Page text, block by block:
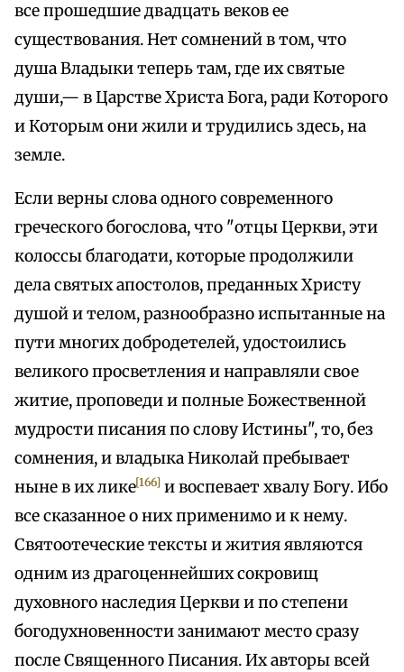
все прошедшие двадцать веков ее
существования. Нет сомнений в том, что
душа Владыки теперь там, где их святые
души,— в Царстве Христа Бога, ради Которого
и Которым они жили и трудились здесь, на
земле.
Если верны слова одного современного
греческого богослова, что "отцы Церкви, эти
колоссы благодати, которые продолжили
дела святых апостолов, преданных Христу
душой и телом, разнообразно испытанные на
пути многих добродетелей, удостоились
великого просветления и направляли свое
житие, проповеди и полные Божественной
мудрости писания по слову Истины", то, без
сомнения, и владыка Николай пребывает
ныне в их лике[166] и воспевает хвалу Богу. Ибо
все сказанное о них применимо и к нему.
Святоотеческие тексты и жития являются
одним из драгоценнейших сокровищ
духовного наследия Церкви и по степени
богодухновенности занимают место сразу
после Священного Писания. Их авторы всей